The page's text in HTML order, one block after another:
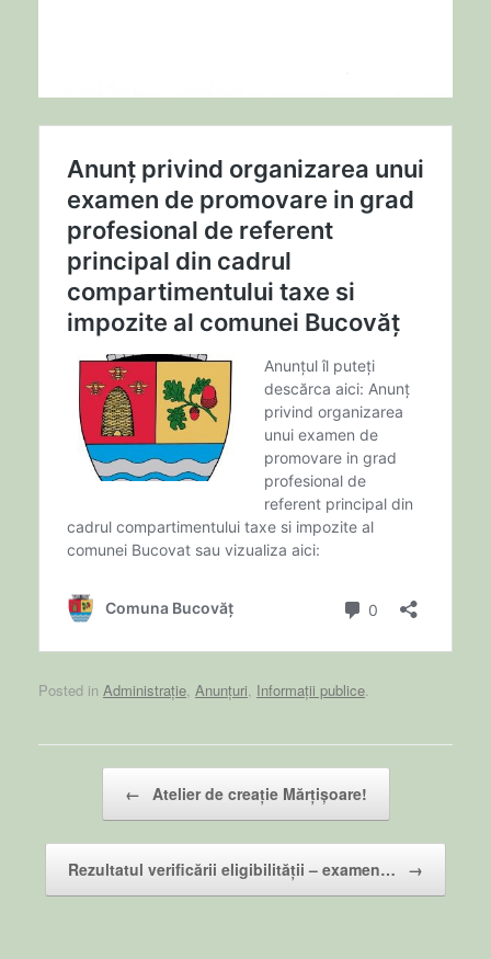
Posted in Administrație Anunțuri Informații publice
← Atelier de creație Mărțișoare!
Rezultatul verificării eligibilității – examen… →